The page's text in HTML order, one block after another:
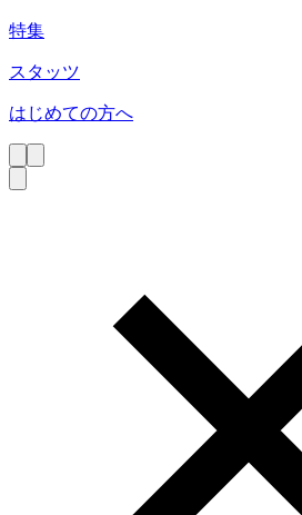
特集
スタッツ
はじめての方へ